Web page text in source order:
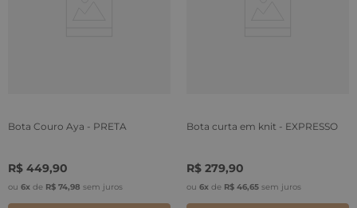
Bota Couro Aya - PRETA
R$ 449,90
ou 6x de R$ 74,98 sem juros
Bota curta em knit - EXPRESSO
R$ 279,90
ou 6x de R$ 46,65 sem juros